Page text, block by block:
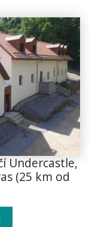
Undercastle,
(25 km od